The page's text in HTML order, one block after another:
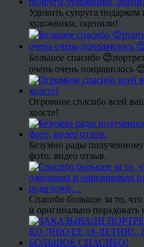
Удивить супруга
художники, оценили!
Большое спасибо
очень очень понравилось
Огромное спасибо всей
холсте!
Безумно рады
фото, видео отзыв.
Спасибо большое за то,
и оригинально